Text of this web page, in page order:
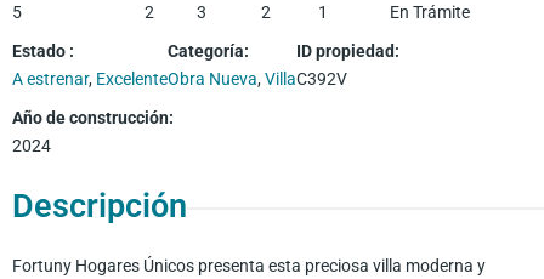
5
2
3
2
1
En Trámite
Estado :
A estrenar, Excelente
Categoría:
Obra Nueva,Villa
ID propiedad:
C392V
Año de construcción:
2024
Descripción
Fortuny Hogares Únicos presenta esta preciosa villa moderna y